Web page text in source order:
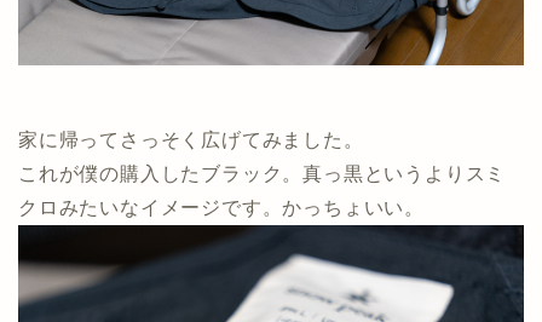
家に帰ってさっそく広げてみました。
これが僕の購入したブラック。真っ黒というよりスミ
クロみたいなイメージです。かっちょいい。